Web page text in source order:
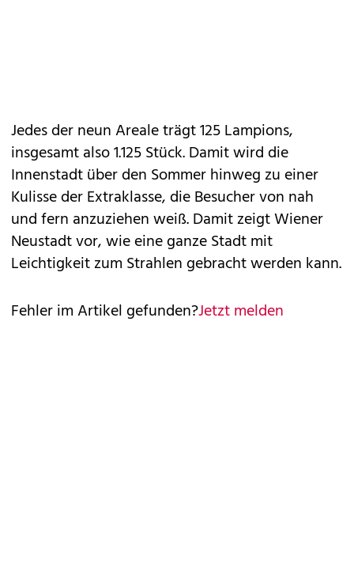
Jedes der neun Areale trägt 125 Lampions,
insgesamt also 1.125 Stück. Damit wird die
Innenstadt über den Sommer hinweg zu einer
Kulisse der Extraklasse, die Besucher von nah
und fern anzuziehen weiß. Damit zeigt Wiener
Neustadt vor, wie eine ganze Stadt mit
Leichtigkeit zum Strahlen gebracht werden kann.
Fehler im Artikel gefunden?Jetzt melden